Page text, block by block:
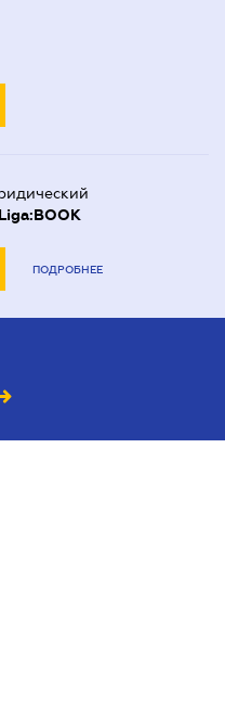
Liga:BOOK
ПОДРОБНЕЕ